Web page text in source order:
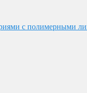
с полимерными